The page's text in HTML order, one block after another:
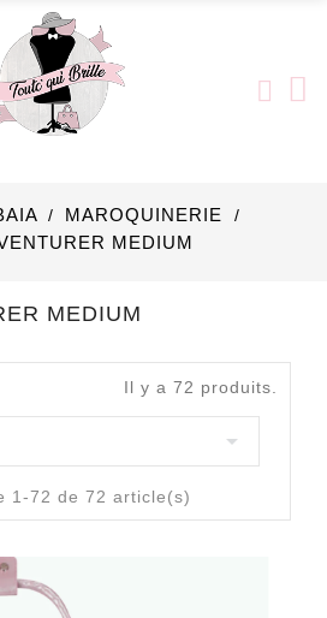
MAROQUINERIE
MEDIUM
MEDIUM
Il y a 72 produits.

1-72 de 72 article(s)